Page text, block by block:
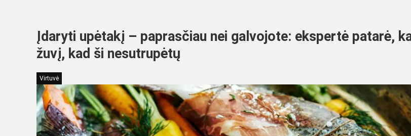
Įdaryti upėtakį – paprasčiau nei galvojote: ekspertė patarė,
žuvį, kad ši nesutrupėtų
Virtuvė